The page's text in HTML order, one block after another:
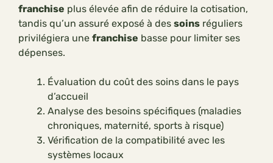
franchise plus élevée afin de réduire la cotisation,
tandis qu’un assuré exposé à des soins réguliers
privilégiera une franchise basse pour limiter ses
dépenses.
Évaluation du coût des soins dans le pays
d’accueil
Analyse des besoins spécifiques (maladies
chroniques, maternité, sports à risque)
Vérification de la compatibilité avec les
systèmes locaux